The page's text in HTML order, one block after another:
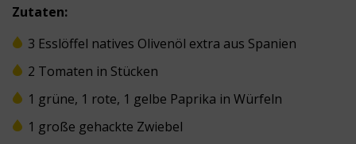
Zutaten:
3 Esslöffel natives Olivenöl extra aus Spanien
2 Tomaten in Stücken
1 grüne, 1 rote, 1 gelbe Paprika in Würfeln
1 große gehackte Zwiebel